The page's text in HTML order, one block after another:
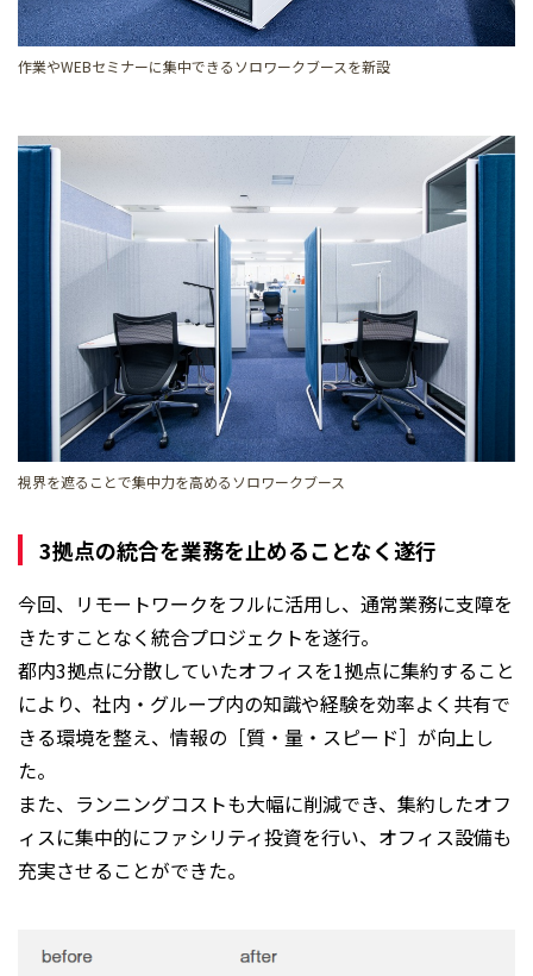
作業やWEBセミナーに集中できるソロワークブースを新設
視界を遮ることで集中力を高めるソロワークブース
3拠点の統合を業務を止めることなく遂行
今回、リモートワークをフルに活用し、通常業務に支障を
きたすことなく統合プロジェクトを遂行。
都内3拠点に分散していたオフィスを1拠点に集約すること
により、社内・グループ内の知識や経験を効率よく共有で
きる環境を整え、情報の［質・量・スピード］が向上し
た。
また、ランニングコストも大幅に削減でき、集約したオフ
ィスに集中的にファシリティ投資を行い、オフィス設備も
充実させることができた。